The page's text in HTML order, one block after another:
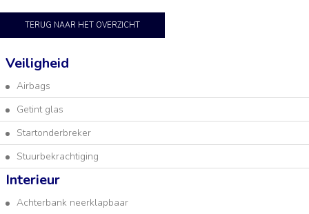
TERUG NAAR HET OVERZICHT
Veiligheid
Airbags
Getint glas
Startonderbreker
Stuurbekrachtiging
Interieur
Achterbank neerklapbaar